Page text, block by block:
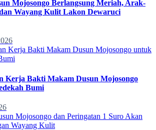
Mojosongo Berlangsung Meriah, Arak-
Wayang Kulit Lakon Dewaruci
Kerja Bakti Makam Dusun Mojosongo
Bumi